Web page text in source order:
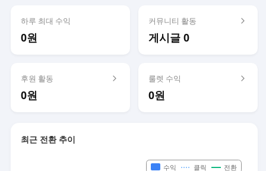
하루 최대 수익
0원
커뮤니티 활동
게시글 0
후원 활동
0원
룰렛 수익
0원
최근 전환 추이